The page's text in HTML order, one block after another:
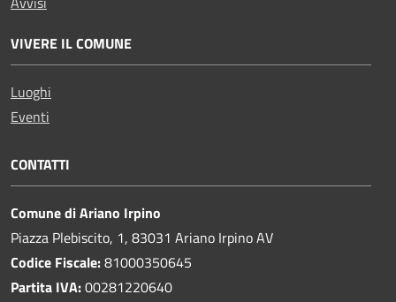
VIVERE IL COMUNE
Luoghi
Eventi
CONTATTI
Comune di Ariano Irpino
Piazza Plebiscito, 1, 83031 Ariano Irpino AV
Codice Fiscale:81000350645
Partita IVA:00281220640